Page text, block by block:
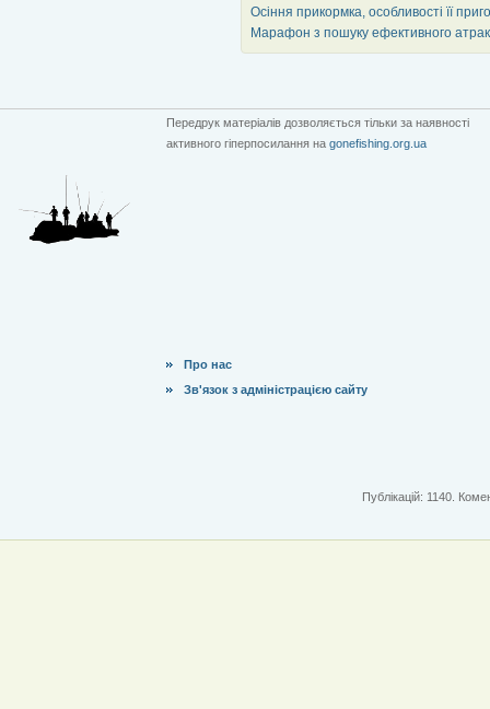
Осіння прикормка, особливості її
Марафон з пошуку ефективного
Передрук матеріалів дозволяється тільки за наявності
активного гіперпосилання на gonefishing.org.ua
Про нас
Зв'язок з адміністрацією сайту
Публікацій: 1140.